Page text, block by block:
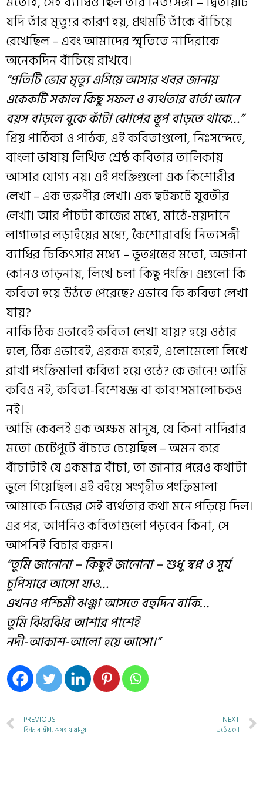
যদি তাঁর মৃত্যুর কারণ হয়, প্রথমটি তাঁকে বাঁচিয়ে
রেখেছিল – এবং আমাদের স্মৃতিতে নাদিরাকে
অনেকদিন বাঁচিয়ে রাখবে।
“প্রতিটি ভোর মৃত্যু এগিয়ে আসার খবর জানায়
একেকটি সকাল কিছু সফল ও ব্যর্থতার বার্তা আনে
বয়স বাড়লে বুকে কাঁটা ঝোপের স্তূপ বাড়তে থাকে…”
প্রিয় পাঠিকা ও পাঠক, এই কবিতাগুলো, নিঃসন্দেহে,
বাংলা ভাষায় লিখিত শ্রেষ্ঠ কবিতার তালিকায়
আসার যোগ্য নয়। এই পংক্তিগুলো এক কিশোরীর
লেখা – এক তরুণীর লেখা। এক ছটফটে যুবতীর
লেখা। আর পাঁচটা কাজের মধ্যে, মাঠে-ময়দানে
লাগাতার লড়াইয়ের মধ্যে, কৈশোরাবধি নিত্যসঙ্গী
ব্যাধির চিকিৎসার মধ্যে – ভূতগ্রস্তের মতো, অজানা
কোনও তাড়নায়, লিখে চলা কিছু পংক্তি। এগুলো কি
কবিতা হয়ে উঠতে পেরেছে? এভাবে কি কবিতা লেখা
যায়?
নাকি ঠিক এভাবেই কবিতা লেখা যায়? হয়ে ওঠার
হলে, ঠিক এভাবেই, এরকম করেই, এলোমেলো লিখে
রাখা পংক্তিমালা কবিতা হয়ে ওঠে? কে জানে! আমি
কবিও নই, কবিতা-বিশেষজ্ঞ বা কাব্যসমালোচকও
নই।
আমি কেবলই এক অক্ষম মানুষ, যে কিনা নাদিরার
মতো চেটেপুটে বাঁচতে চেয়েছিল – অমন করে
বাঁচাটাই যে একমাত্র বাঁচা, তা জানার পরেও কথাটা
ভুলে গিয়েছিল। এই বইয়ে সংগৃহীত পংক্তিমালা
আমাকে নিজের সেই ব্যর্থতার কথা মনে পড়িয়ে দিল।
এর পর, আপনিও কবিতাগুলো পড়বেন কিনা, সে
আপনিই বিচার করুন।
“তুমি জানোনা – কিছুই জানোনা – শুধু স্বপ্ন ও সূর্য
চুপিসারে আসো যাও…
এখনও পশ্চিমী ঝঞ্ঝা আসতে বহুদিন বাকি…
তুমি ঝিরঝির আশার পাশেই
নদী-আকাশ-আলো হয়ে আসো।”
PREVIOUS
বিপন্ন ব-দ্বীপ, অসহায় মানুষ
NEXT
উঠে এসো